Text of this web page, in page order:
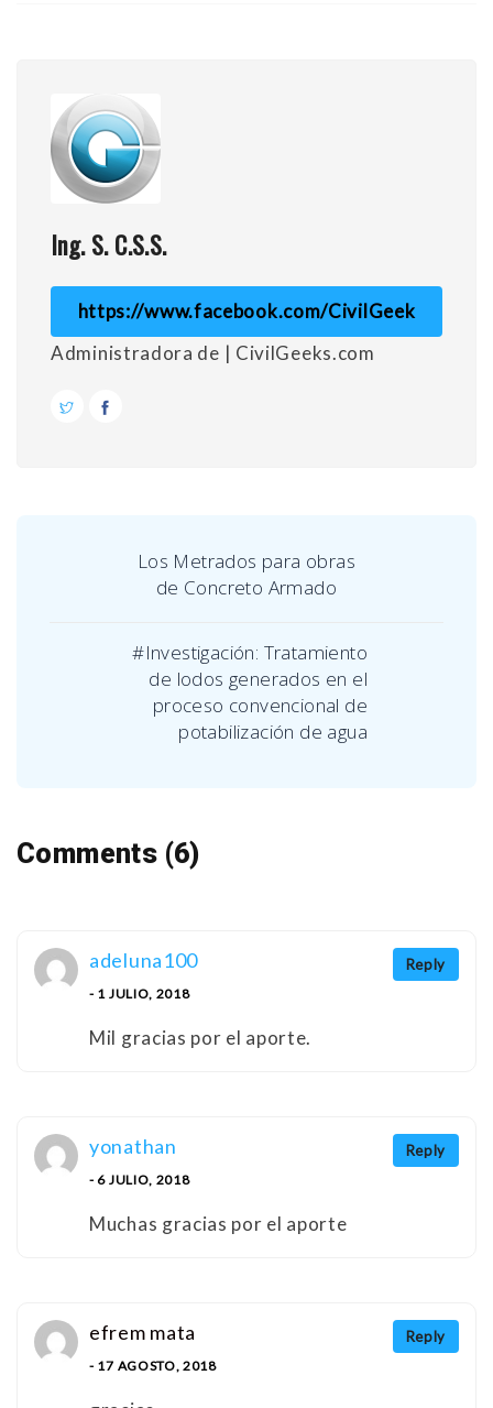
Ing. S. C.S.S.
https://www.facebook.com/CivilGeek
Administradora de | CivilGeeks.com
Los Metrados para obras
de Concreto Armado
#Investigación: Tratamiento
de lodos generados en el
proceso convencional de
potabilización de agua
Comments (6)
Reply
adeluna100
- 1 JULIO, 2018
Mil gracias por el aporte.
Reply
yonathan
- 6 JULIO, 2018
Muchas gracias por el aporte
Reply
efrem mata
- 17 AGOSTO, 2018